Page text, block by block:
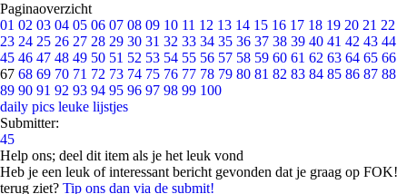
Paginaoverzicht
01 02 03 04 05 06 07 08 09 10 11 12 13 14 15 16 17 18 19 20 21 22
23 24 25 26 27 28 29 30 31 32 33 34 35 36 37 38 39 40 41 42 43 44
45 46 47 48 49 50 51 52 53 54 55 56 57 58 59 60 61 62 63 64 65 66
67 68 69 70 71 72 73 74 75 76 77 78 79 80 81 82 83 84 85 86 87 88
89 90 91 92 93 94 95 96 97 98 99 100
daily pics leuke lijstjes
Submitter:
45
Help ons; deel dit item als je het leuk vond
Heb je een leuk of interessant bericht gevonden dat je graag op FOK!
terug ziet? Tip ons dan via de submit!